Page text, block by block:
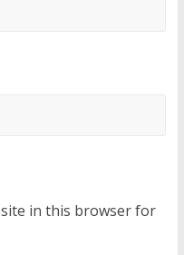
in this browser for